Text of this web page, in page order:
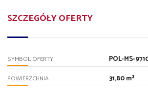
SZCZEGÓŁY OFERTY
SYMBOL OFERTY POL-MS-
POWIERZCHNIA 31,80 m²